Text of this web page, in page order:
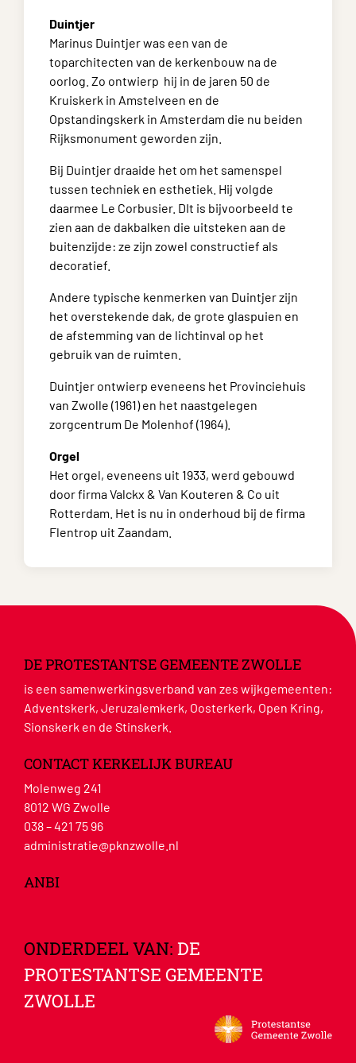
Duintjer
Marinus Duintjer was een van de
toparchitecten van de kerkenbouw na de
oorlog. Zo ontwierp hij in de jaren 50 de
Kruiskerk in Amstelveen en de
Opstandingskerk in Amsterdam die nu beiden
Rijksmonument geworden zijn.
Bij Duintjer draaide het om het samenspel
tussen techniek en esthetiek. Hij volgde
daarmee Le Corbusier. DIt is bijvoorbeeld te
zien aan de dakbalken die uitsteken aan de
buitenzijde: ze zijn zowel constructief als
decoratief.
Andere typische kenmerken van Duintjer zijn
het overstekende dak, de grote glaspuien en
de afstemming van de lichtinval op het
gebruik van de ruimten.
Duintjer ontwierp eveneens het Provinciehuis
van Zwolle (1961) en het naastgelegen
zorgcentrum De Molenhof (1964).
Orgel
Het orgel, eveneens uit 1933, werd gebouwd
door firma Valckx & Van Kouteren & Co uit
Rotterdam. Het is nu in onderhoud bij de firma
Flentrop uit Zaandam.
DE PROTESTANTSE GEMEENTE ZWOLLE
is een samenwerkingsverband van zes wijkgemeenten:
Adventskerk, Jeruzalemkerk, Oosterkerk, Open Kring,
Sionskerk en de Stinskerk.
CONTACT KERKELIJK BUREAU
Molenweg 241
8012 WG Zwolle
038 – 421 75 96
administratie@pknzwolle.nl
ANBI
ONDERDEEL VAN: DE
PROTESTANTSE GEMEENTE
ZWOLLE